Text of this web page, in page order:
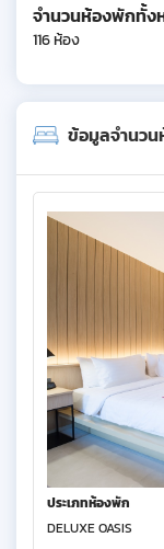
จำนวนห้องพักทั้ง
116 ห้อง
ข้อมูลจำนวน
ประเภทห้องพัก
DELUXE OASIS